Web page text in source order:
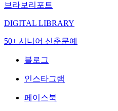
브라보리포트
DIGITAL LIBRARY
50+ 시니어 신춘문예
블로그
인스타그램
페이스북